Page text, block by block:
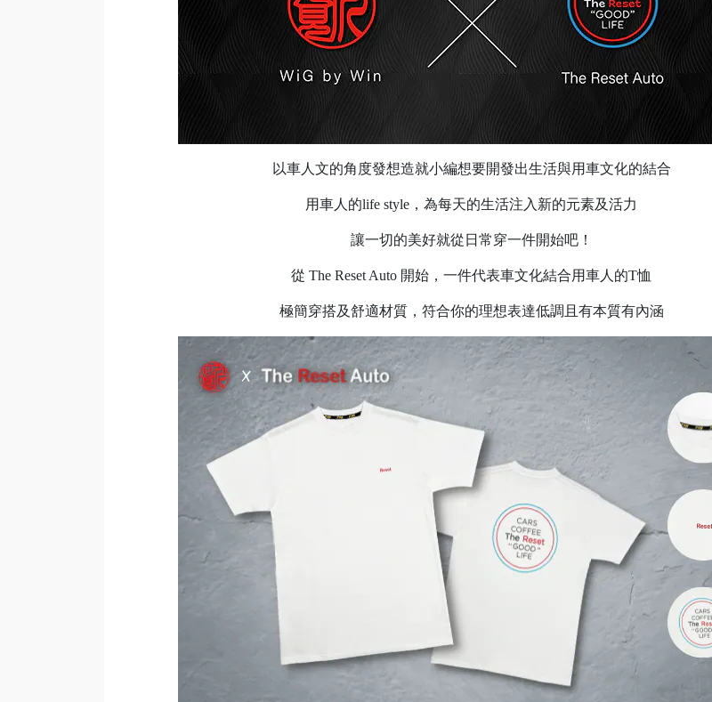
以車人文的角度發想造就小編想要開發出生活與用車文化的結合
用車人的life style，為每天的生活注入新的元素及活力
讓一切的美好就從日常穿一件開始吧！
從 The Reset Auto 開始，一件代表車文化結合用車人的T恤
極簡穿搭及舒適材質，符合你的理想表達低調且有本質有內涵